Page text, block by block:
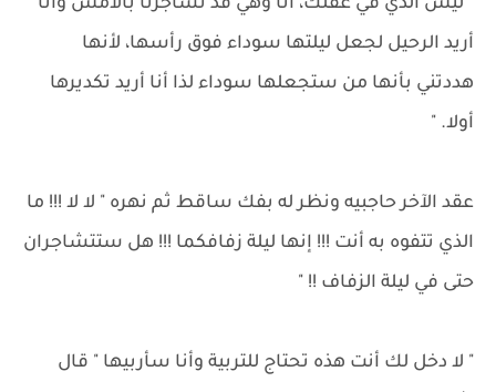
" ليس الذي في عقلك، أنا وهي قد تشاجرنا بالأمس وأنا
أريد الرحيل لجعل ليلتها سوداء فوق رأسها، لأنها
هددتني بأنها من ستجعلها سوداء لذا أنا أريد تكديرها
أولا. "
عقد الآخر حاجبيه ونظر له بفك ساقط ثم نهره " لا لا !!! ما
الذي تتفوه به أنت !!! إنها ليلة زفافكما !!! هل ستتشاجران
حتى في ليلة الزفاف !! "
" لا دخل لك أنت هذه تحتاج للتربية وأنا سأربيها " قال